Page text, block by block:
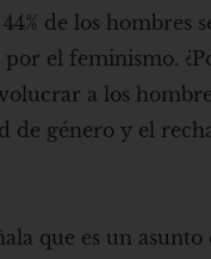
de los hombres
el feminismo.
a los
de género y el
que es un asunto